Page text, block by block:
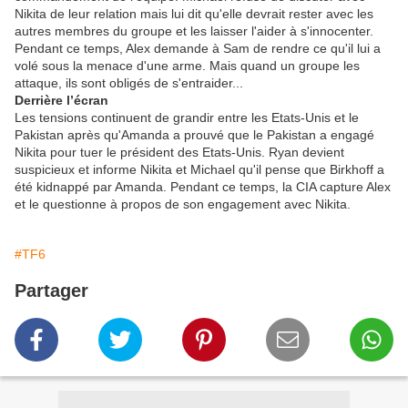
Nikita de leur relation mais lui dit qu'elle devrait rester avec les
autres membres du groupe et les laisser l'aider à s'innocenter.
Pendant ce temps, Alex demande à Sam de rendre ce qu'il lui a
volé sous la menace d'une arme. Mais quand un groupe les
attaque, ils sont obligés de s'entraider...
Derrière l’écran
Les tensions continuent de grandir entre les Etats-Unis et le
Pakistan après qu'Amanda a prouvé que le Pakistan a engagé
Nikita pour tuer le président des Etats-Unis. Ryan devient
suspicieux et informe Nikita et Michael qu'il pense que Birkhoff a
été kidnappé par Amanda. Pendant ce temps, la CIA capture Alex
et le questionne à propos de son engagement avec Nikita.
#TF6
Partager